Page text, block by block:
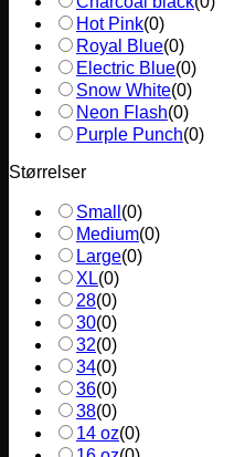
Hot Pink(0)
Royal Blue(0)
Electric Blue(0)
Snow White(0)
Neon Flash(0)
Purple Punch(0)
Størrelser
Small (0)
Medium(0)
Large(0)
XL(0)
28(0)
30(0)
32(0)
34(0)
36(0)
38(0)
14 oz(0)